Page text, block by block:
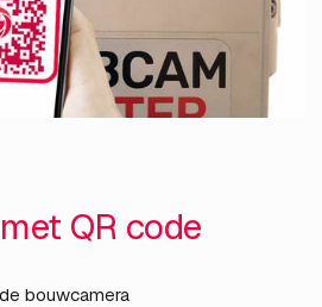
QR code
bouwcamera